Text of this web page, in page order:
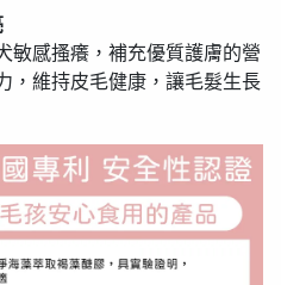
敏感搔癢，補充優質護膚的營
，維持皮毛健康，讓毛髮生長